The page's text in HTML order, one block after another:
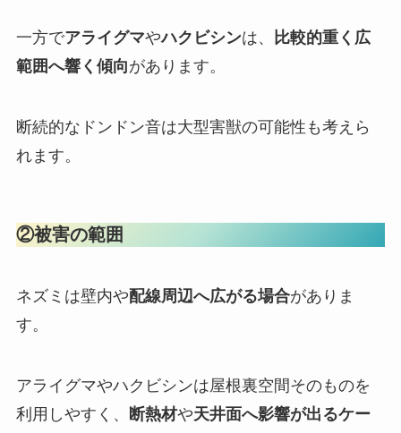
一方でアライグマやハクビシンは、
比較的重く広
範囲へ響く傾向があります。
断続的なドンドン音は大型害獣の可能性も考えら
れます。
②被害の範囲
ネズミは壁内や配線周辺へ広がる場合がありま
す。
アライグマやハクビシンは屋根裏空間そのものを
利用しやすく、
断熱材や天井面へ影響が出るケー